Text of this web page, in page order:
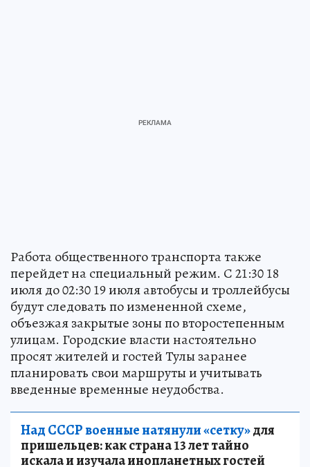
Работа общественного транспорта также
перейдет на специальный режим. С 21:30 18
июля до 02:30 19 июля автобусы и троллейбусы
будут следовать по измененной схеме,
объезжая закрытые зоны по второстепенным
улицам. Городские власти настоятельно
просят жителей и гостей Тулы заранее
планировать свои маршруты и учитывать
введенные временные неудобства.